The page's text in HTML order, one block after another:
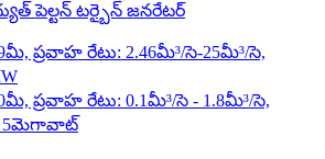
పెల్టన్ టర్బైన్ జనరేటర్